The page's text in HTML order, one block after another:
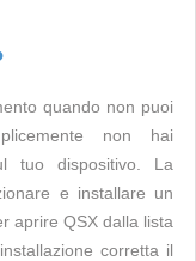
quando non puoi
non hai
tuo dispositivo. La
e installare un
aprire QSX dalla lista
corretta il